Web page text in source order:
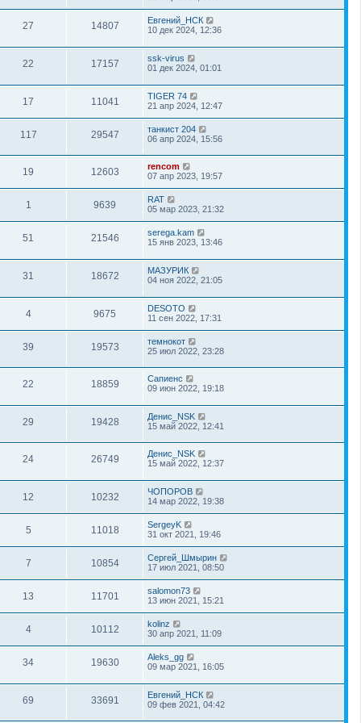
27 14807
Евгений_НСК
10 дек 2024, 12:36
22 17157
ssk-virus
01 дек 2024, 01:01
17 11041
TIGER 74
21 апр 2024, 12:47
117 29547
танкист 204
06 апр 2024, 15:56
19 12603
rencom
07 апр 2023, 19:57
1 9639
RAT
05 мар 2023, 21:32
51 21546
serega.kam
15 янв 2023, 13:46
31 18672
МАЗУРИК
04 ноя 2022, 21:05
4 9675
DESOTO
11 сен 2022, 17:31
39 19573
темнокот
25 июл 2022, 23:28
22 18859
Сапиенс
09 июн 2022, 19:18
29 19428
Денис_NSK
15 май 2022, 12:41
24 26749
Денис_NSK
15 май 2022, 12:37
12 10232
ЧОПОРОВ
14 мар 2022, 19:38
5 11018
SergeyK
31 окт 2021, 19:46
7 10854
Сергей_Шмырин
17 июл 2021, 08:50
13 11701
salomon73
13 июн 2021, 15:21
4 10112
kolinz
30 апр 2021, 11:09
34 19630
Aleks_gg
09 мар 2021, 16:05
69 33691
Евгений_НСК
09 фев 2021, 04:42